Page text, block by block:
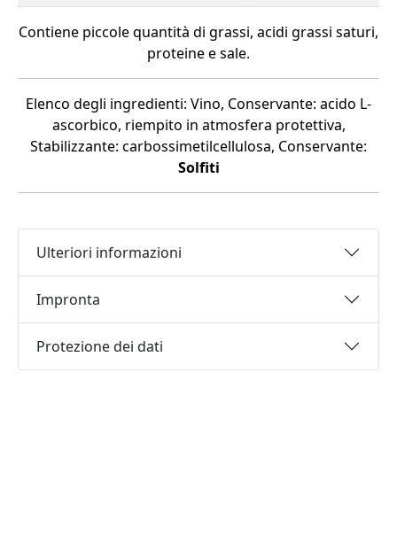
Contiene piccole quantità di grassi, acidi grassi saturi,
proteine e sale.
Elenco degli ingredienti: Vino, Conservante: acido L-
ascorbico, riempito in atmosfera protettiva,
Stabilizzante: carbossimetilcellulosa, Conservante:
Solfiti
Ulteriori informazioni
Impronta
Protezione dei dati